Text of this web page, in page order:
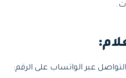
:
عبر الواتساب على الرقم: